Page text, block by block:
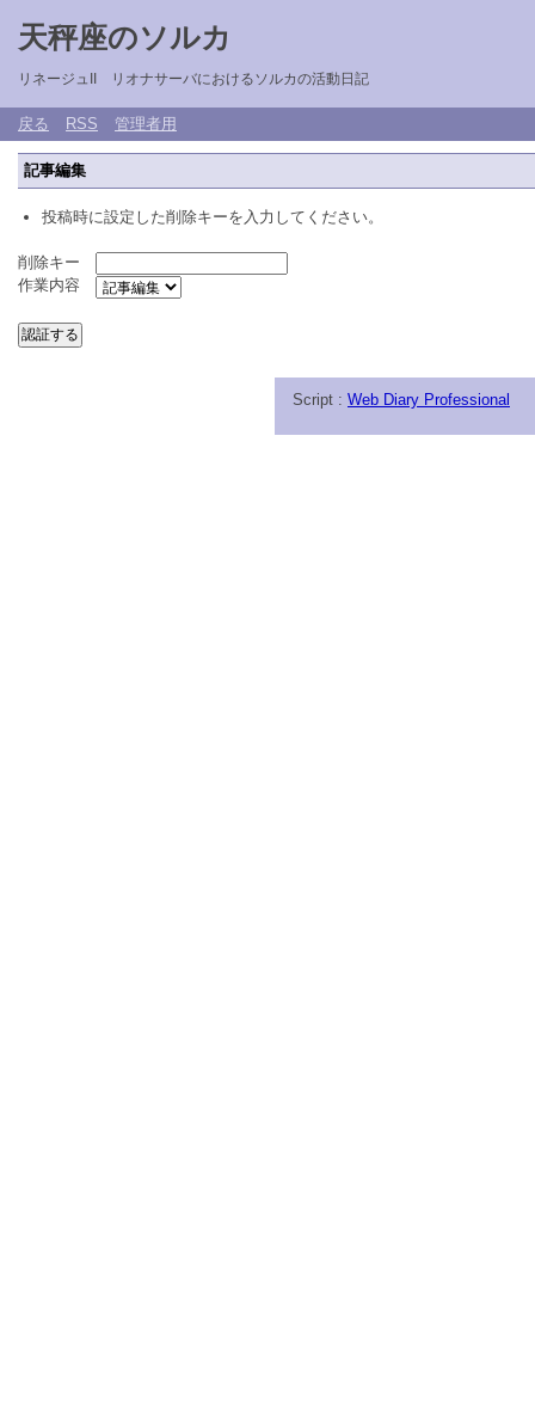
天秤座のソルカ
リネージュII リオナサーバにおけるソルカの活動日記
戻る RSS 管理者用
記事編集
投稿時に設定した削除キーを入力してください。
削除キー
作業内容
Script : Web Diary Professional